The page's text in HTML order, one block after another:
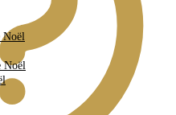
Noël
Noël